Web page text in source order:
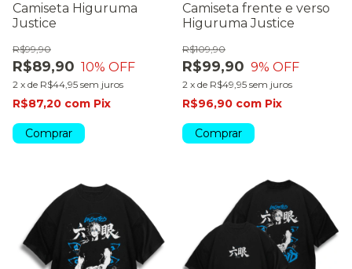
Camiseta Higuruma
Justice
R$89,90
R$99,90
10% OFF
2 x de R$44,95 sem juros
R$87,20 com Pix
Comprar
Camiseta frente e verso
Higuruma Justice
R$99,90
R$109,90
9% OFF
2 x de R$49,95 sem juros
R$96,90 com Pix
Comprar